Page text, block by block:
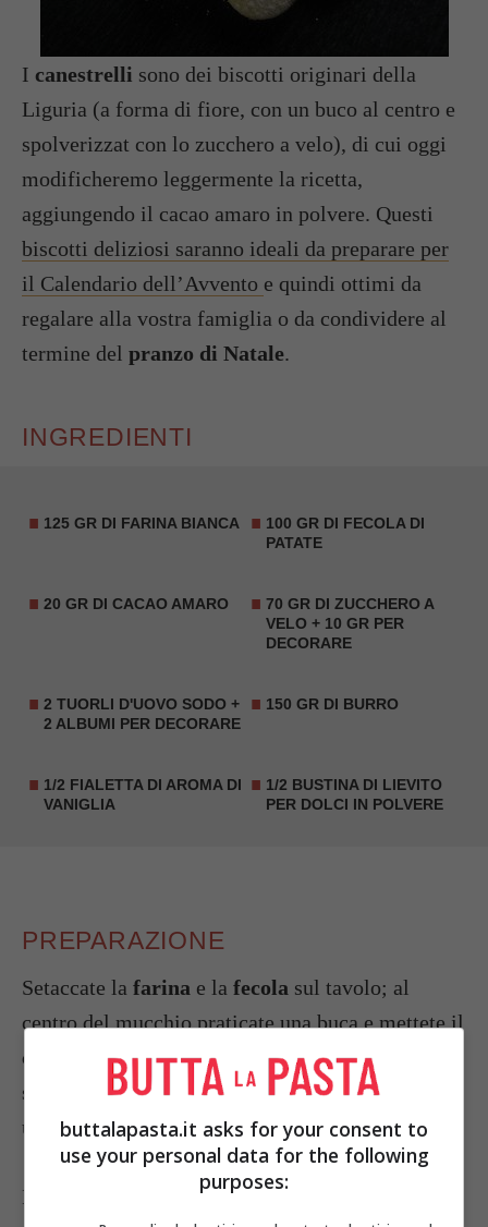
I canestrelli sono dei biscotti originari della
Liguria (a forma di fiore, con un buco al centro e
spolverizzat con lo zucchero a velo), di cui oggi
modificheremo leggermente la ricetta,
aggiungendo il cacao amaro in polvere. Questi
biscotti deliziosi saranno ideali da preparare per
il Calendario dell’Avvento e quindi ottimi da
regalare alla vostra famiglia o da condividere al
termine del pranzo di Natale.
INGREDIENTI
125 GR DI FARINA BIANCA
100 GR DI FECOLA DI
PATATE
20 GR DI CACAO AMARO
70 GR DI ZUCCHERO A
VELO + 10 GR PER
DECORARE
2 TUORLI D'UOVO SODO +
2 ALBUMI PER DECORARE
150 GR DI BURRO
1/2 FIALETTA DI AROMA DI
VANIGLIA
1/2 BUSTINA DI LIEVITO
PER DOLCI IN POLVERE
PREPARAZIONE
Setaccate la farina e la fecola sul tavolo; al
centro del mucchio praticate una buca e mettete il
cacao
, lozucchero a velo , ituorlipassati al
setaccio, ilburro , l’aroma di vanigliae per
ultimo illievitosetacciato.
Incorporate il tutto e impastate fino ad ottenere
buttalapasta.it asks for your consent to
use your personal data for the following
purposes: